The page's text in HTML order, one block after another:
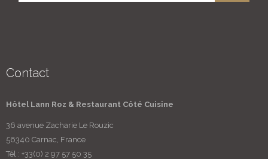
Contact
Hôtel Lann Roz & Restaurant Côté Cuisine
36 avenue Zacharie Le Rouzic
56340 Carnac , France
Tél : +33(0) 2 97 57 50 35